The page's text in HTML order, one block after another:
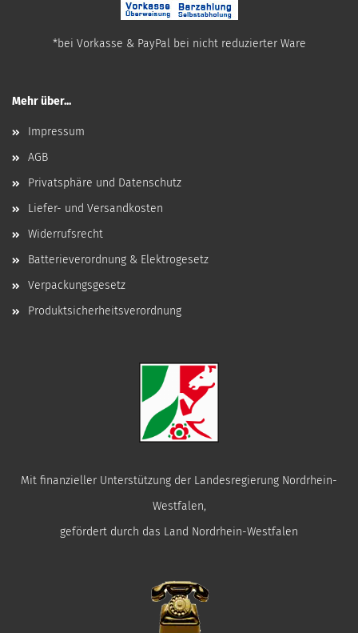
*bei Vorkasse & PayPal bei nicht reduzierter Ware
Mehr über...
Impressum
AGB
Privatsphäre und Datenschutz
Liefer- und Versandkosten
Widerrufsrecht
Batterieverordnung & Elektrogesetz
Verpackungsgesetz
Produktsicherheitsverordnung
Mit finanzieller Unterstützung der Landesregierung Nordrhein-
Westfalen,
gefördert durch das Land Nordrhein-Westfalen